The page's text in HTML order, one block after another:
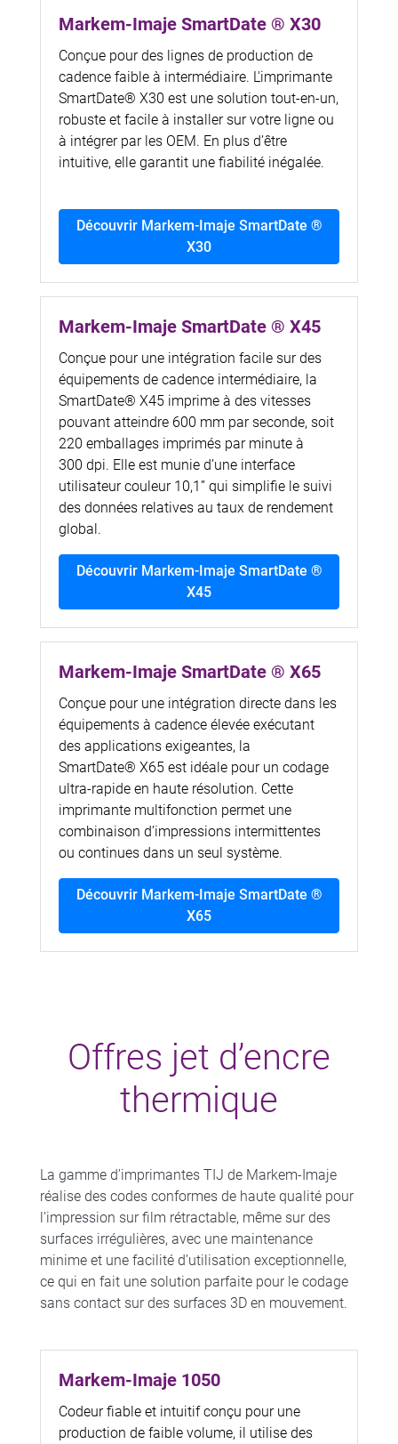
Markem-Imaje SmartDate ® X30
Conçue pour des lignes de production de
cadence faible à intermédiaire. L'imprimante
SmartDate® X30 est une solution tout-en-un,
robuste et facile à installer sur votre ligne ou
à intégrer par les OEM. En plus d’être
intuitive, elle garantit une fiabilité inégalée.
Découvrir Markem-Imaje SmartDate ®
X30
Markem-Imaje SmartDate ® X45
Conçue pour une intégration facile sur des
équipements de cadence intermédiaire, la
SmartDate® X45 imprime à des vitesses
pouvant atteindre 600 mm par seconde, soit
220 emballages imprimés par minute à
300 dpi. Elle est munie d’une interface
utilisateur couleur 10,1” qui simplifie le suivi
des données relatives au taux de rendement
global.
Découvrir Markem-Imaje SmartDate ®
X45
Markem-Imaje SmartDate ® X65
Conçue pour une intégration directe dans les
équipements à cadence élevée exécutant
des applications exigeantes, la
SmartDate® X65 est idéale pour un codage
ultra-rapide en haute résolution. Cette
imprimante multifonction permet une
combinaison d’impressions intermittentes
ou continues dans un seul système.
Découvrir Markem-Imaje SmartDate ®
X65
Offres jet d’encre
thermique
La gamme d’imprimantes TIJ de Markem-Imaje
réalise des codes conformes de haute qualité pour
l’impression sur film rétractable, même sur des
surfaces irrégulières, avec une maintenance
minime et une facilité d’utilisation exceptionnelle,
ce qui en fait une solution parfaite pour le codage
sans contact sur des surfaces 3D en mouvement.
Markem-Imaje 1050
Codeur fiable et intuitif conçu pour une
production de faible volume, il utilise des